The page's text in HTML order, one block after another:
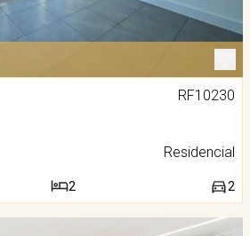
RF10230
Residencial
2 2